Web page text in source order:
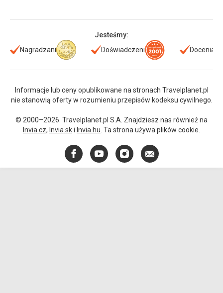
Jesteśmy:
Nagradzani
Doświadczeni Doceniani
Informacje lub ceny opublikowane na stronach Travelplanet.pl
nie stanowią oferty w rozumieniu przepisów kodeksu cywilnego.
© 2000–2026. Travelplanet.pl S.A. Znajdziesz nas również na
Invia.cz, Invia.ski Invia.hu . Ta strona używa plików cookie.
FacebookYouTubeInstagram
E-
mail